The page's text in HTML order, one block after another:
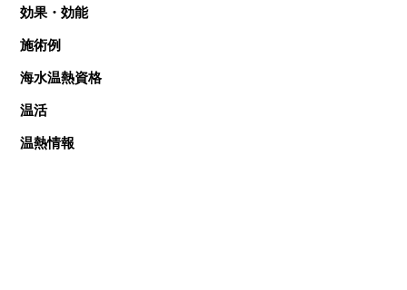
効果・効能
施術例
海水温熱資格
温活
温熱情報